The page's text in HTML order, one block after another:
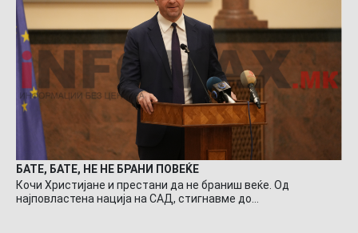
БАТЕ, БАТЕ, НЕ НЕ БРАНИ ПОВЕЌЕ
Кочи Христијане и престани да не браниш веќе. Од
најповластена нација на САД, стигнавме до…